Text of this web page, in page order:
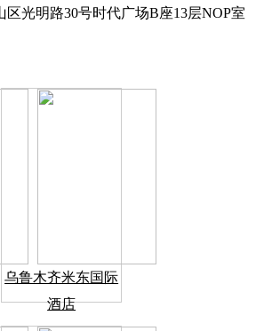
光明路30号时代广场B座13层NOP室
乌鲁木齐米东国际
酒店